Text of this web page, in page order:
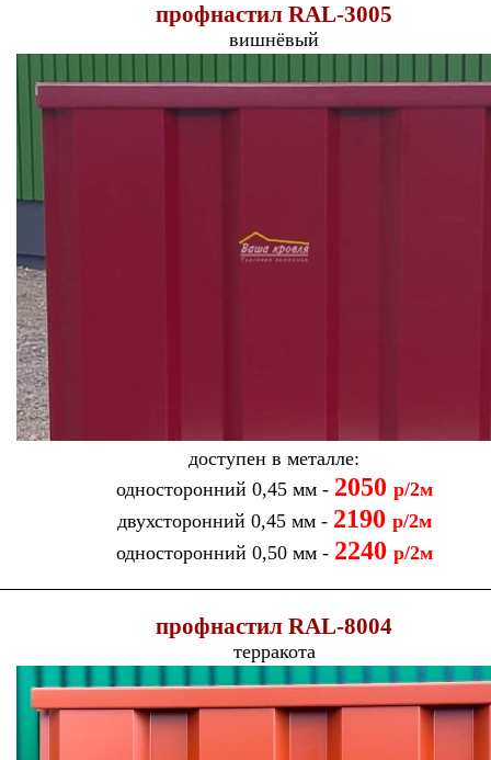
профнастил RAL-3005
вишнёвый
доступен в металле:
односторонний 0,45 мм - 2050 р/2м
двухсторонний 0,45 мм - 2190 р/2м
односторонний 0,50 мм - 2240 р/2м
профнастил RAL-8004
терракота